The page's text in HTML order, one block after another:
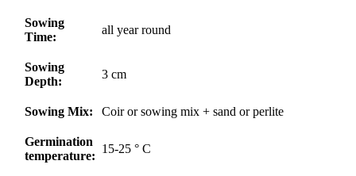
Sowing
Time:
all year round
Sowing
Depth:
3 cm
Sowing Mix: Coir or sowing mix + sand or perlite
Germination
temperature:
15-25 ° C